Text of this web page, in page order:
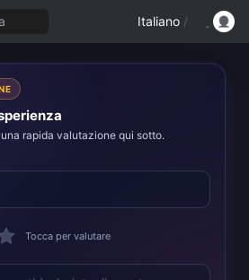
Italiano /
rapida valutazione qui sotto.
Tocca per valutare